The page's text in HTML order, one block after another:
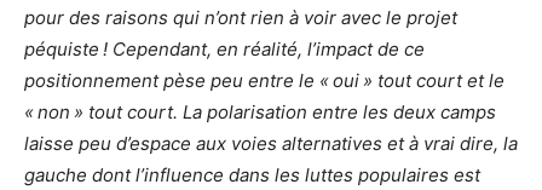
pour des raisons qui n’ont rien à voir avec le projet
péquiste ! Cependant, en réalité, l’impact de ce
positionnement pèse peu entre le « oui » tout court et le
« non » tout court. La polarisation entre les deux camps
laisse peu d’espace aux voies alternatives et à vrai dire, la
gauche dont l’influence dans les luttes populaires est